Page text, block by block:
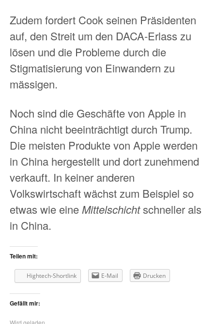
Zudem fordert Cook seinen Präsidenten
auf, den Streit um den DACA-Erlass zu
lösen und die Probleme durch die
Stigmatisierung von Einwandern zu
mässigen.
Noch sind die Geschäfte von Apple in
China nicht beeinträchtigt durch Trump.
Die meisten Produkte von Apple werden
in China hergestellt und dort zunehmend
verkauft. In keiner anderen
Volkswirtschaft wächst zum Beispiel so
etwas wie eine Mittelschichtschneller als
in China.
Teilen mit:
Hightech-Shortlink E-Mail Drucken
Gefällt mir:
Wird geladen...